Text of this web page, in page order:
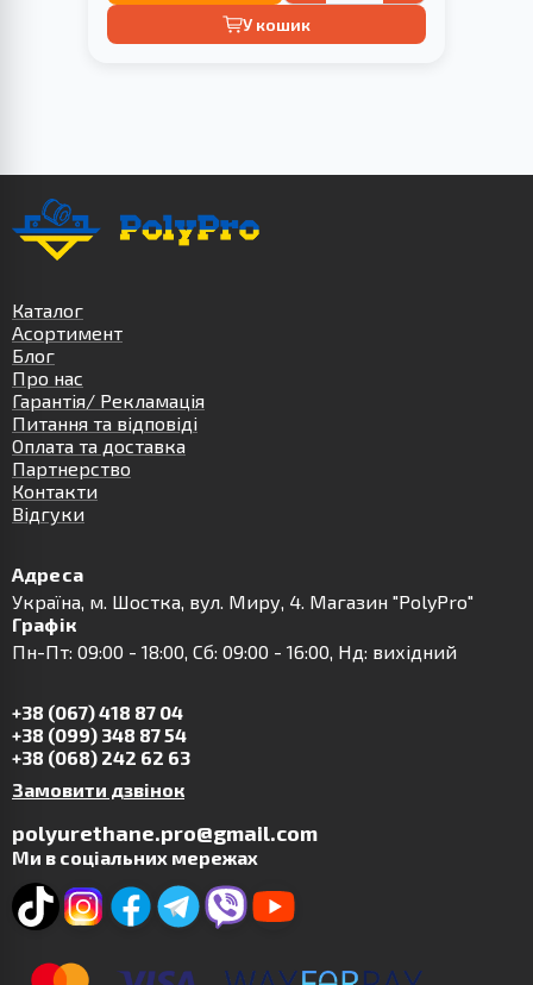
У кошик
Каталог
Асортимент
Блог
Про нас
Гарантія/ Рекламація
Питання та відповіді
Оплата та доставка
Партнерство
Контакти
Відгуки
Адреса
Українa, м. Шостка, вул. Миру, 4. Магазин "PolyPro"
Графік
Пн-Пт: 09:00 - 18:00, Сб: 09:00 - 16:00, Нд: вихідний
+38 (067) 418 87 04
+38 (099) 348 87 54
+38 (068) 242 62 63
Замовити дзвінок
polyurethane.pro@gmail.com
Ми в соціальних мережах